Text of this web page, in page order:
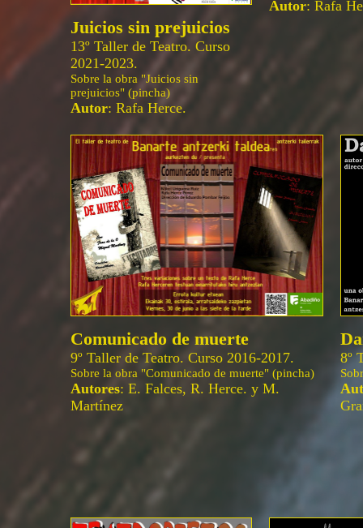
Juicios sin prejuicios
13º Taller de Teatro. Curso
2021-2023.
Sobre la obra "Juicios sin
prejuicios" (pincha)
Autor: Rafa Herce.
Autor: Rafa
Comunicado de muerte
9º Taller de Teatro. Curso 2016-2017.
Sobre la obra "Comunicado de muerte" (pincha)
Autores: E. Falces, R. Herce. y M.
Martínez
8º